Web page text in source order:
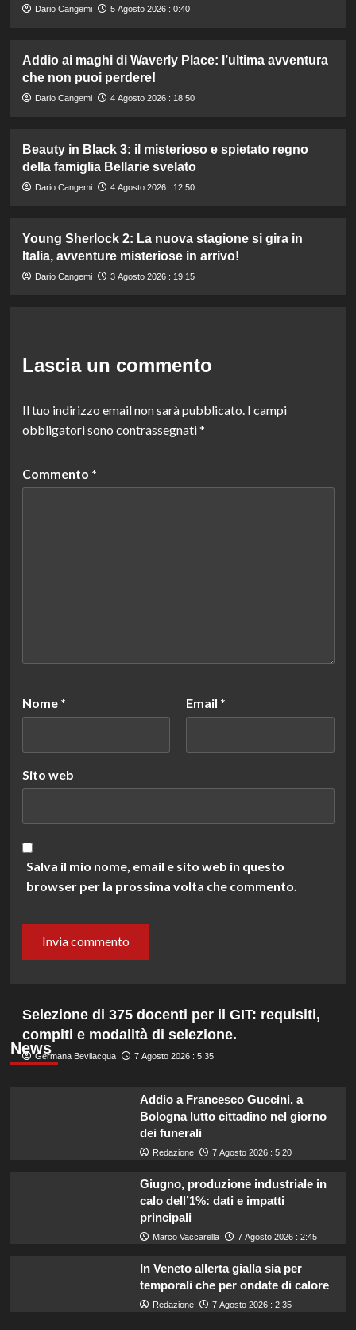
Dario Cangemi 5 Agosto 2026 : 0:40
Addio ai maghi di Waverly Place: l’ultima avventura
che non puoi perdere!
Dario Cangemi 4 Agosto 2026 : 18:50
Beauty in Black 3: il misterioso e spietato regno
della famiglia Bellarie svelato
Dario Cangemi 4 Agosto 2026 : 12:50
Young Sherlock 2: La nuova stagione si gira in
Italia, avventure misteriose in arrivo!
Dario Cangemi 3 Agosto 2026 : 19:15
Lascia un commento
Il tuo indirizzo email non sarà pubblicato. I campi
obbligatori sono contrassegnati*
Commento *
Nome * Email *
Sito web
Salva il mio nome, email e sito web in questo
browser per la prossima volta che commento.
News
Selezione di 375 docenti per il GIT: requisiti,
compiti e modalità di selezione.
Germana Bevilacqua 7 Agosto 2026 : 5:35
Addio a Francesco Guccini, a
Bologna lutto cittadino nel giorno
dei funerali
Redazione 7 Agosto 2026 : 5:20
Giugno, produzione industriale in
calo dell’1%: dati e impatti
principali
Marco Vaccarella 7 Agosto 2026 : 2:45
In Veneto allerta gialla sia per
temporali che per ondate di calore
Redazione 7 Agosto 2026 : 2:35